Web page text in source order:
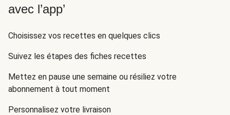
avec l’app’
Choisissez vos recettes en quelques clics
Suivez les étapes des fiches recettes
Mettez en pause une semaine ou résiliez votre
abonnement à tout moment
Personnalisez votre livraison